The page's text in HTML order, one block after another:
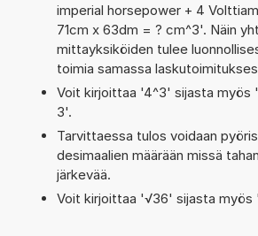
imperial horsepower + 4
71cm x 63dm = ? cm^3'. Näin
mittayksiköiden tulee
toimia samassa
Voit kirjoittaa '4^3' sijasta
3'.
Tarvittaessa tulos voidaan
desimaalien määrään missä
järkevää.
Voit kirjoittaa '√36' sijasta